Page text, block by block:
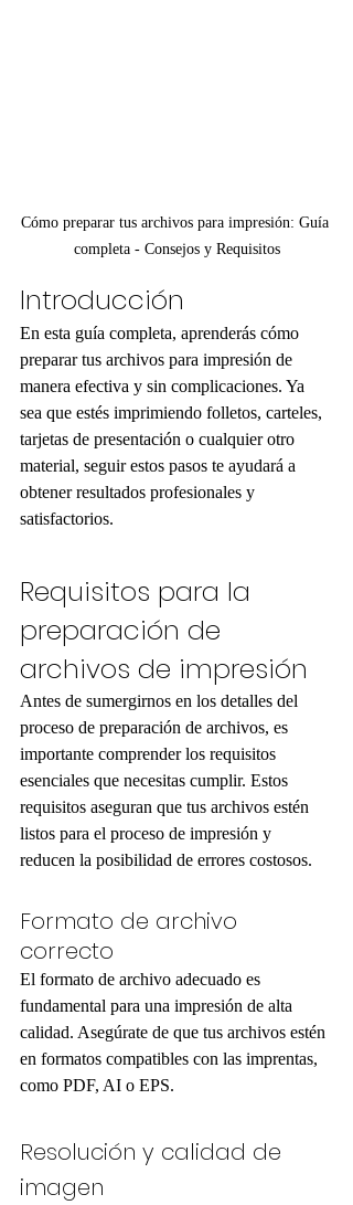
Cómo preparar tus archivos para impresión: Guía
completa - Consejos y Requisitos
Introducción
En esta guía completa, aprenderás cómo
preparar tus archivos para impresión de
manera efectiva y sin complicaciones. Ya
sea que estés imprimiendo folletos, carteles,
tarjetas de presentación o cualquier otro
material, seguir estos pasos te ayudará a
obtener resultados profesionales y
satisfactorios.
Requisitos para la
preparación de
archivos de impresión
Antes de sumergirnos en los detalles del
proceso de preparación de archivos, es
importante comprender los requisitos
esenciales que necesitas cumplir. Estos
requisitos aseguran que tus archivos estén
listos para el proceso de impresión y
reducen la posibilidad de errores costosos.
Formato de archivo
correcto
El formato de archivo adecuado es
fundamental para una impresión de alta
calidad. Asegúrate de que tus archivos estén
en formatos compatibles con las imprentas,
como PDF, AI o EPS.
Resolución y calidad de
imagen